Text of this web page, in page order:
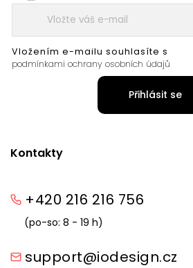
Kontakty
+420 216 216 756
(po-so: 8 - 19 h)
support@iodesign.cz
Vložením e-mailu souhlasíte s
podmínkami ochrany osobních údajů
Přihlásit se